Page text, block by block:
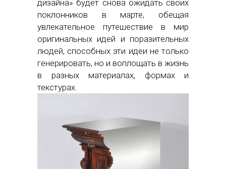
дизайна» будет снова ожидать своих
поклонников в марте, обещая
увлекательное путешествие в мир
оригинальных идей и поразительных
людей, способных эти идеи не только
генерировать, но и воплощать в жизнь
в разных материалах, формах и
текстурах.